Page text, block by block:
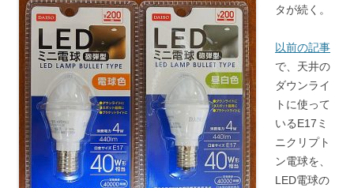
タが続く。
以前の記事
で、天井の
ダウンライ
トに使って
いるE17ミ
ニクリプト
ン電球を、
LED電球の